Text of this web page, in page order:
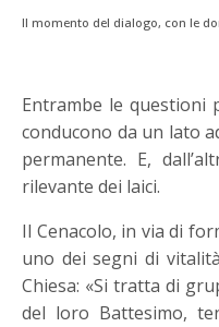
Il momento del dialogo, con le
Entrambe le questioni
conducono da un lato
permanente. E,
rilevante dei laici.
Il Cenacolo, in via di
uno dei segni di
Chiesa: «Si tratta di
del loro Battesimo,